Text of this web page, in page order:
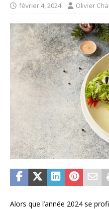
février 4, 2024 Olivier
Alors que l’année 2024 se